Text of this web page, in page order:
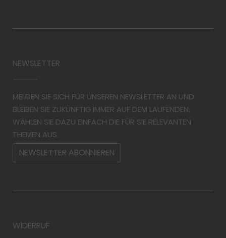
NEWSLETTER
MELDEN SIE SICH FÜR UNSEREN NEWSLETTER AN UND
BLEIBEN SIE ZUKÜNFTIG IMMER AUF DEM LAUFENDEN.
WÄHLEN SIE DAZU EINFACH DIE FÜR SIE RELEVANTEN
THEMEN AUS.
NEWSLETTER ABONNIEREN
WIDERRUF